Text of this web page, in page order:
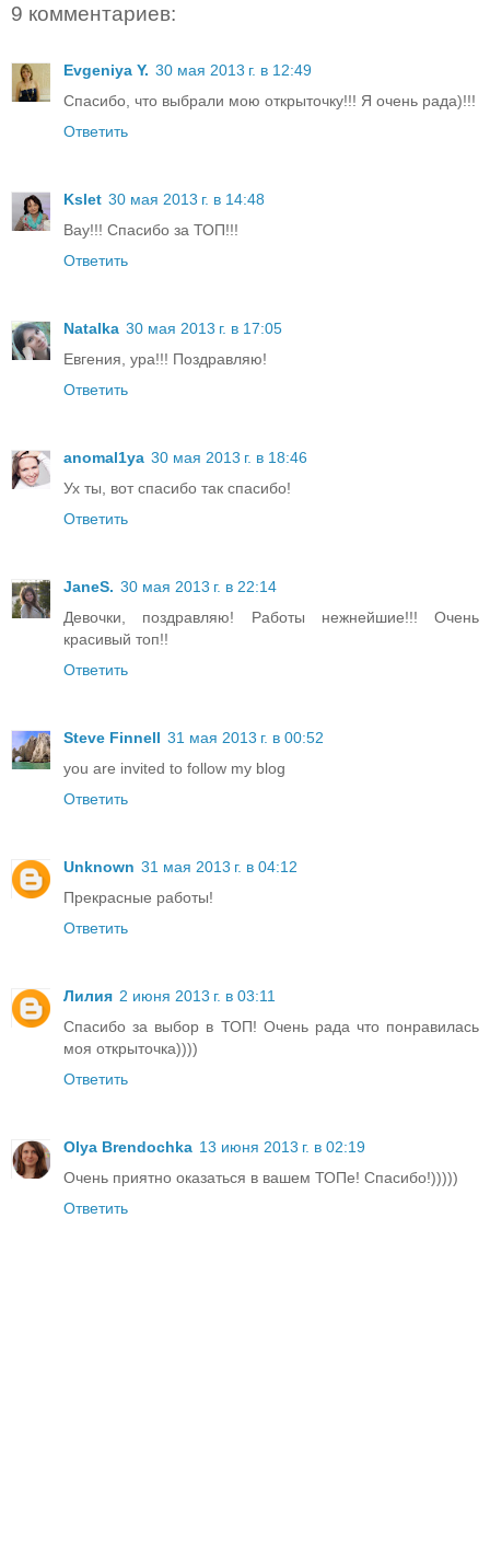
9 комментариев:
Evgeniya Y. 30 мая 2013 г. в 12:49
Спасибо, что выбрали мою открыточку!!! Я очень рада)!!!
Ответить
Kslet 30 мая 2013 г. в 14:48
Вау!!! Спасибо за ТОП!!!
Ответить
Natalka 30 мая 2013 г. в 17:05
Евгения, ура!!! Поздравляю!
Ответить
anomal1ya 30 мая 2013 г. в 18:46
Ух ты, вот спасибо так спасибо!
Ответить
JaneS. 30 мая 2013 г. в 22:14
Девочки, поздравляю! Работы нежнейшие!!! Очень
красивый топ!!
Ответить
Steve Finnell 31 мая 2013 г. в 00:52
you are invited to follow my blog
Ответить
Unknown 31 мая 2013 г. в 04:12
Прекрасные работы!
Ответить
Лилия 2 июня 2013 г. в 03:11
Спасибо за выбор в ТОП! Очень рада что понравилась
моя открыточка))))
Ответить
Olya Brendochka 13 июня 2013 г. в 02:19
Очень приятно оказаться в вашем ТОПе! Спасибо!)))))
Ответить